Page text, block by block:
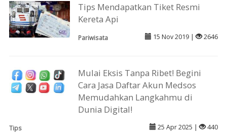
Tips Mendapatkan Tiket Resmi
Kereta Api
Pariwisata 15 Nov 2019 | 2646
Mulai Eksis Tanpa Ribet! Begini
Cara Jasa Daftar Akun Medsos
Memudahkan Langkahmu di
Dunia Digital!
Tips 25 Apr 2025 | 440